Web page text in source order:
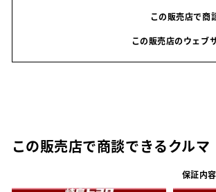
この販売店で商
この販売店のウェブ
この販売店で商談できるクルマ
保証内